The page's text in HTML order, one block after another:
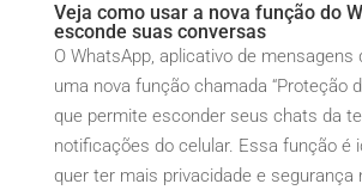
Veja como usar a nova função do
esconde suas conversas
O WhatsApp, aplicativo de mensagens
uma nova função chamada “Proteção
que permite esconder seus chats da
notificações do celular. Essa função é
quer ter mais privacidade e segurança